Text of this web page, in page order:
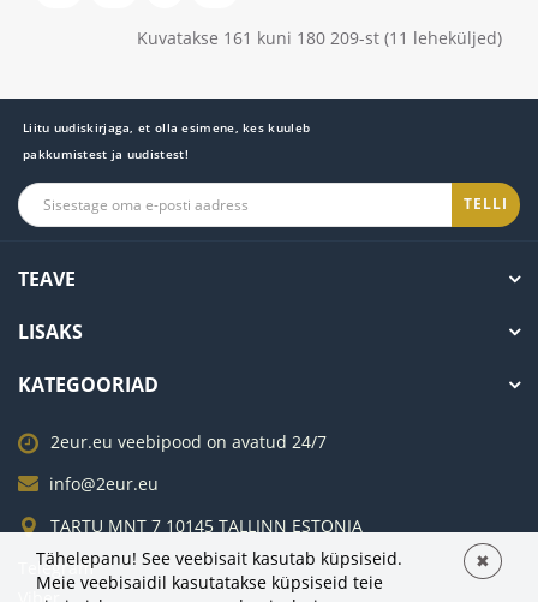
Kuvatakse 161 kuni 180 209-st (11 leheküljed)
Liitu uudiskirjaga, et olla esimene, kes kuuleb
pakkumistest ja uudistest!
TELLI
TEAVE
LISAKS
KATEGOORIAD
2eur.eu veebipood on avatud 24/7
info@2eur.eu
TARTU MNT 7 10145 TALLINN ESTONIA
Telegram
Viber
Tähelepanu! See veebisait kasutab küpsiseid.
Meie veebisaidil kasutatakse küpsiseid teie
✖